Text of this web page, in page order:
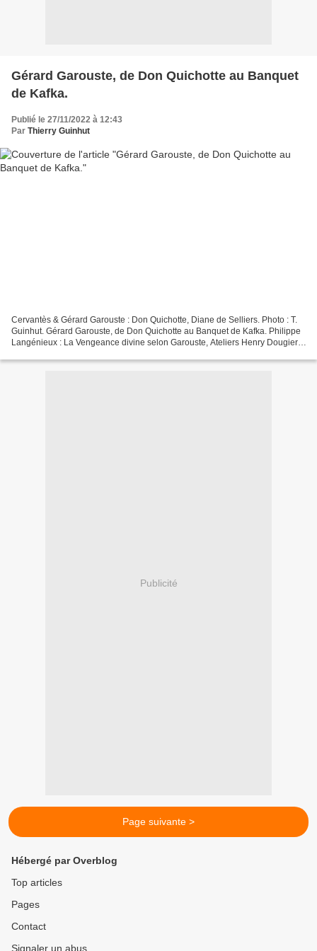
Gérard Garouste, de Don Quichotte au Banquet
de Kafka.
Publié le 27/11/2022 à 12:43
Par Thierry Guinhut
Cervantès & Gérard Garouste : Don Quichotte, Diane de Selliers. Photo : T.
Guinhut. Gérard Garouste, de Don Quichotte au Banquet de Kafka. Philippe
Langénieux : La Vengeance divine selon Garouste, Ateliers Henry Dougier,
Publicité
Page suivante >
Hébergé par Overblog
Top articles
Pages
Contact
Signaler un abus